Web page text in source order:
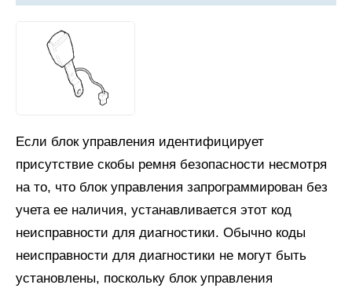
Если блок управления идентифицирует
присутствие скобы ремня безопасности несмотря
на то, что блок управления запрограммирован без
учета ее наличия, устанавливается этот код
неисправности для диагностики. Обычно коды
неисправности для диагностики не могут быть
установлены, поскольку блок управления